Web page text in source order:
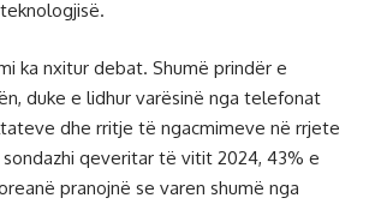
ka nxitur debat. Shumë prindër e
duke e lidhur varësinë nga telefonat
dhe rritje të ngacmimeve në rrjete
sondazhi qeveritar të vitit 2024, 43% e
pranojnë se varen shumë nga